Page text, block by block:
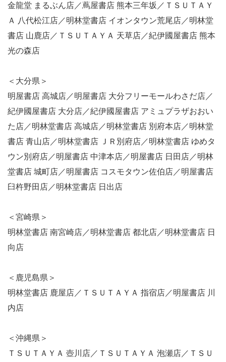
金龍堂 まるぶん店／蔦屋書店 熊本三年坂／ＴＳＵＴＡＹ
Ａ 八代松江店／明林堂書店 イオンタウン荒尾店／明林堂
書店 山鹿店／ＴＳＵＴＡＹＡ 天草店／紀伊國屋書店 熊本
光の森店
＜大分県＞
明屋書店 高城店／明屋書店 大分フリーモールわさだ店／
紀伊國屋書店 大分店／紀伊國屋書店 アミュプラザおおい
た店／明林堂書店 高城店／明林堂書店 別府本店／明林堂
書店 青山店／明林堂書店 ＪＲ別府店／明林堂書店 ゆめタ
ウン別府店／明屋書店 中津本店／明屋書店 日田店／明林
堂書店 城町店／明屋書店 コスモタウン佐伯店／明屋書店
臼杵野田店／明林堂書店 日出店
＜宮崎県＞
明林堂書店 南宮崎店／明林堂書店 都北店／明林堂書店 日
向店
＜鹿児島県＞
明林堂書店 鹿屋店／ＴＳＵＴＡＹＡ 指宿店／明屋書店 川
内店
＜沖縄県＞
ＴＳＵＴＡＹＡ 壺川店／ＴＳＵＴＡＹＡ 泡瀬店／ＴＳＵ